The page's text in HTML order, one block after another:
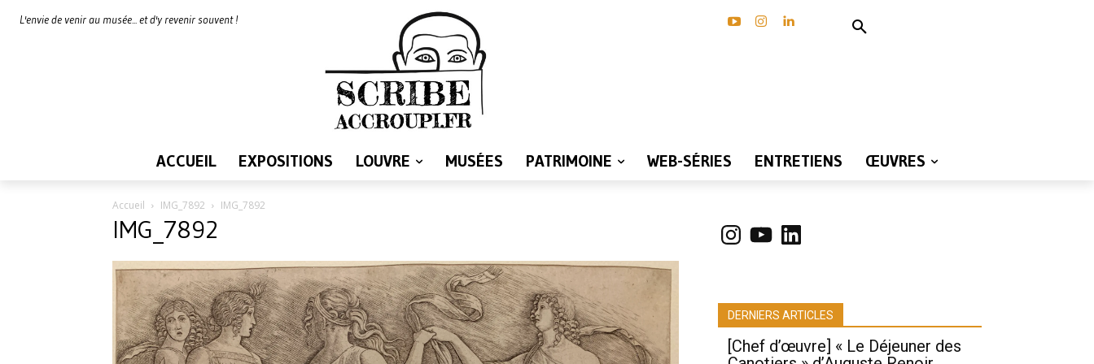
L'envie de venir au musée... et d'y revenir souvent !
ACCUEIL EXPOSITIONS LOUVRE MUSÉES PATRIMOINE WEB-SÉRIES ENTRETIENS ŒUVRES
Accueil IMG_7892 IMG_7892
IMG_7892 Instagram
YouTubeLinkedIn
DERNIERS ARTICLES
[Chef d’œuvre] « Le Déjeuner des